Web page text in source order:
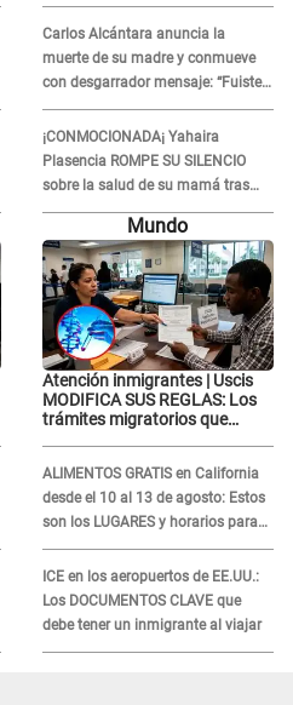
Carlos Alcántara anuncia la
muerte de su madre y conmueve
con desgarrador mensaje: “Fuiste
una gran mujer”
¡CONMOCIONADA¡ Yahaira
Plasencia ROMPE SU SILENCIO
sobre la salud de su mamá tras
APARECER en centro oncológico:
“La oración tiene poder”
Mundo
Atención inmigrantes | Uscis
MODIFICA SUS REGLAS: Los
trámites migratorios que
ALIMENTOS GRATIS en California
desde el 10 al 13 de agosto: Estos
son los LUGARES y horarios para
recibir la ayuda
ICE en los aeropuertos de EE.UU.:
Los DOCUMENTOS CLAVE que
debe tener un inmigrante al viajar